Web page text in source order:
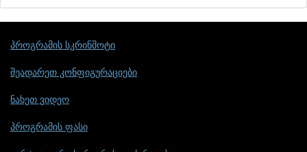
პროგრამის სკრინშოტი
შეადარეთ კონფიგურაციები
ნახეთ ვიდეო
პროგრამის ფასი